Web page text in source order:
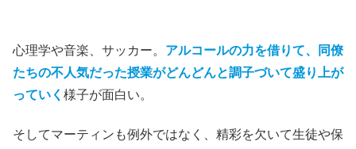
心理学や音楽、サッカー。 アルコールの力を借りて、同僚
たちの不人気だった授業がどんどんと調子づいて盛り上が
っていく 様子が面白い。
そしてマーティンも例外ではなく、精彩を欠いて生徒や保